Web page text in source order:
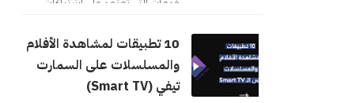
خدمات التي تعتمد على اشتراكات
10 تطبيقات لمشاهدة الأفلام
والمسلسلات على السمارت
تيفي (Smart TV)